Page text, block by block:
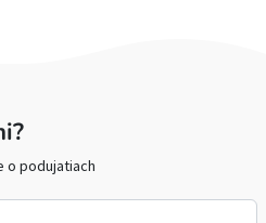
o podujatiach